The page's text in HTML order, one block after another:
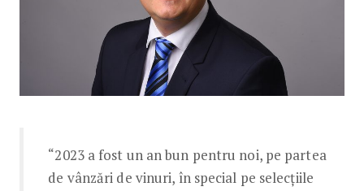
“2023 a fost un an bun pentru noi, pe partea
de vânzări de vinuri, în special pe selecțiile